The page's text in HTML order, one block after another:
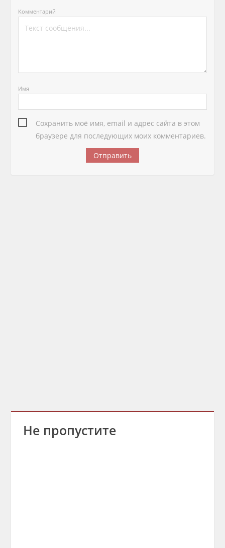
Комментарий
Имя
Сохранить моё имя, email и адрес сайта в этом
браузере для последующих моих комментариев.
Не пропустите